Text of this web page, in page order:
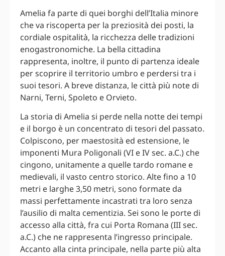
Amelia fa parte di quei borghi dell’Italia minore
che va riscoperta per la preziosità dei posti, la
cordiale ospitalità, la ricchezza delle tradizioni
enogastronomiche. La bella cittadina
rappresenta, inoltre, il punto di partenza ideale
per scoprire il territorio umbro e perdersi tra i
suoi tesori. A breve distanza, le città più note di
Narni, Terni, Spoleto e Orvieto.
La storia di Amelia si perde nella notte dei tempi
e il borgo è un concentrato di tesori del passato.
Colpiscono, per maestosità ed estensione, le
imponenti Mura Poligonali (VI e IV sec. a.C.) che
cingono, unitamente a quelle tardo romane e
medievali, il vasto centro storico. Alte fino a 10
metri e larghe 3,50 metri, sono formate da
massi perfettamente incastrati tra loro senza
l’ausilio di malta cementizia. Sei sono le porte di
accesso alla città, fra cui Porta Romana (III sec.
a.C.) che ne rappresenta l’ingresso principale.
Accanto alla cinta principale, nella parte più alta